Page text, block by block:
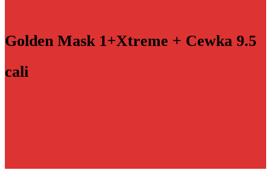
Golden Mask 1+Xtreme + Cewka 9.5
cali